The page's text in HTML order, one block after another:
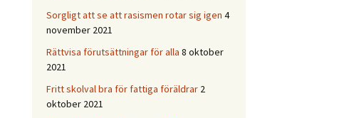
Sorgligt att se att rasismen rotar sig igen 4
november 2021
Rättvisa förutsättningar för alla 8 oktober
2021
Fritt skolval bra för fattiga föräldrar 2
oktober 2021